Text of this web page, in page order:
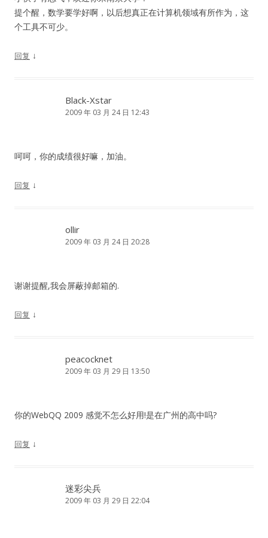
提个醒，数学要学好啊，以后想真正在计算机领域有所作为，这
个工具不可少。
回复 ↓
Black-Xstar
2009 年 03 月 24 日 12:43
呵呵，你的成绩很好嘛，加油。
回复 ↓
ollir
2009 年 03 月 24 日 20:28
谢谢提醒,我会屏蔽掉邮箱的.
回复 ↓
peacocknet
2009 年 03 月 29 日 13:50
你的WebQQ 2009 感觉不怎么好用!是在广州的高中吗?
回复 ↓
迷彩尖兵
2009 年 03 月 29 日 22:04